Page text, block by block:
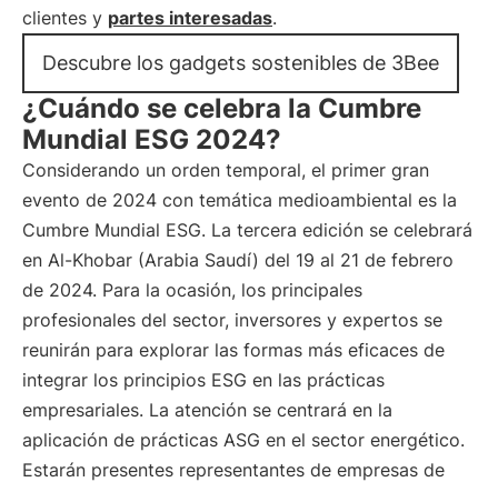
clientes y partes interesadas.
Descubre los gadgets sostenibles de 3Bee
¿Cuándo se celebra la Cumbre
Mundial ESG 2024?
Considerando un orden temporal, el primer gran
evento de 2024 con temática medioambiental es la
Cumbre Mundial ESG. La tercera edición se celebrará
en Al-Khobar (Arabia Saudí) del 19 al 21 de febrero
de 2024. Para la ocasión, los principales
profesionales del sector, inversores y expertos se
reunirán para explorar las formas más eficaces de
integrar los principios ESG en las prácticas
empresariales. La atención se centrará en la
aplicación de prácticas ASG en el sector energético.
Estarán presentes representantes de empresas de